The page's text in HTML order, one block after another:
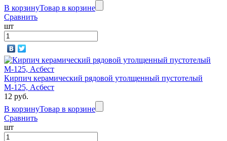
В корзинуТовар в корзине
Сравнить
шт
Кирпич керамический рядовой утолщенный пустотелый
М-125, Асбест
12 руб.
В корзинуТовар в корзине
Сравнить
шт